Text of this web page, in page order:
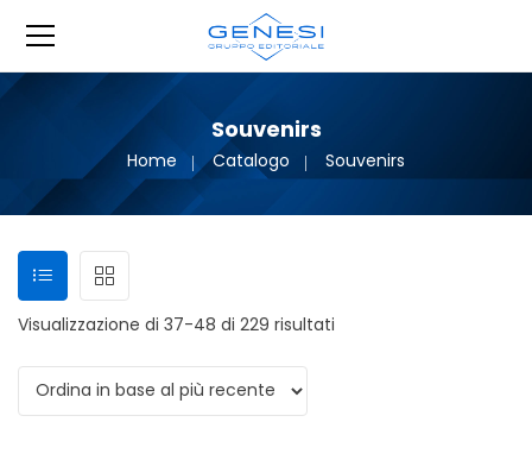
Souvenirs
Home Catalogo Souvenirs
Visualizzazione di 37-48 di 229 risultati